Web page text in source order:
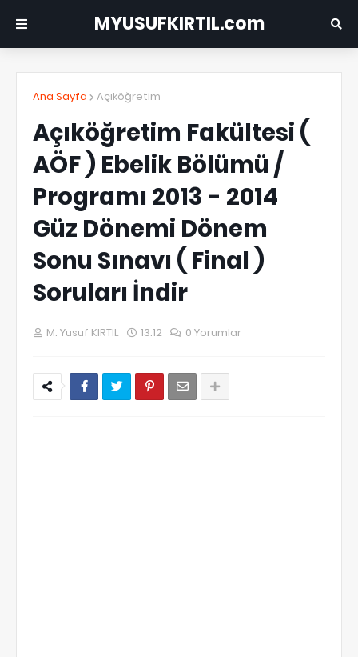
MYUSUFKIRTIL.com
Ana Sayfa Açıköğretim
Açıköğretim Fakültesi (
AÖF ) Ebelik Bölümü /
Programı 2013 - 2014
Güz Dönemi Dönem
Sonu Sınavı ( Final )
Soruları İndir
M. Yusuf KIRTIL 13:12 0 Yorumlar